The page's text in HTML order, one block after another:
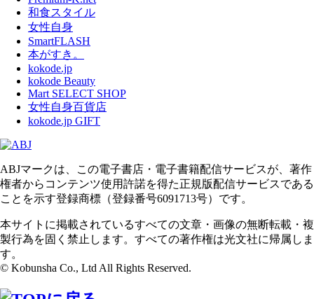
和食スタイル
女性自身
SmartFLASH
本がすき。
kokode.jp
kokode Beauty
Mart SELECT SHOP
女性自身百貨店
kokode.jp GIFT
ABJマークは、この電子書店・電子書籍配信サービスが、著作
権者からコンテンツ使用許諾を得た正規版配信サービスである
ことを示す登録商標（登録番号6091713号）です。
本サイトに掲載されているすべての文章・画像の無断転載・複
製行為を固く禁止します。すべての著作権は光文社に帰属しま
す。
© Kobunsha Co., Ltd All Rights Reserved.